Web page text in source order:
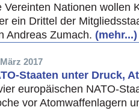
Vereinten Nationen wollen
ein Drittel der
Andreas Zumach. (mehr...)
2017
Staaten unter Druck,
europäischen NATO-
vor Atomwaffenlagern